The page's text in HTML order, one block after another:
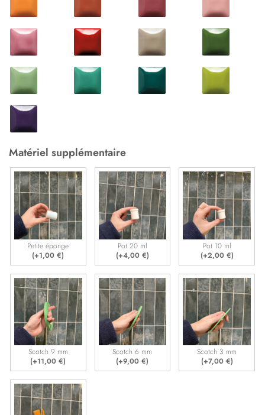
Matériel supplémentaire
Petite éponge
(+1,00€)
Pot 20 ml
(+4,00 €)
Pot 10 ml
(+2,00 €)
Scotch 9 mm
(+11,00€)
Scotch 6 mm
(+9,00€)
Scotch 3 mm
(+7,00 €)